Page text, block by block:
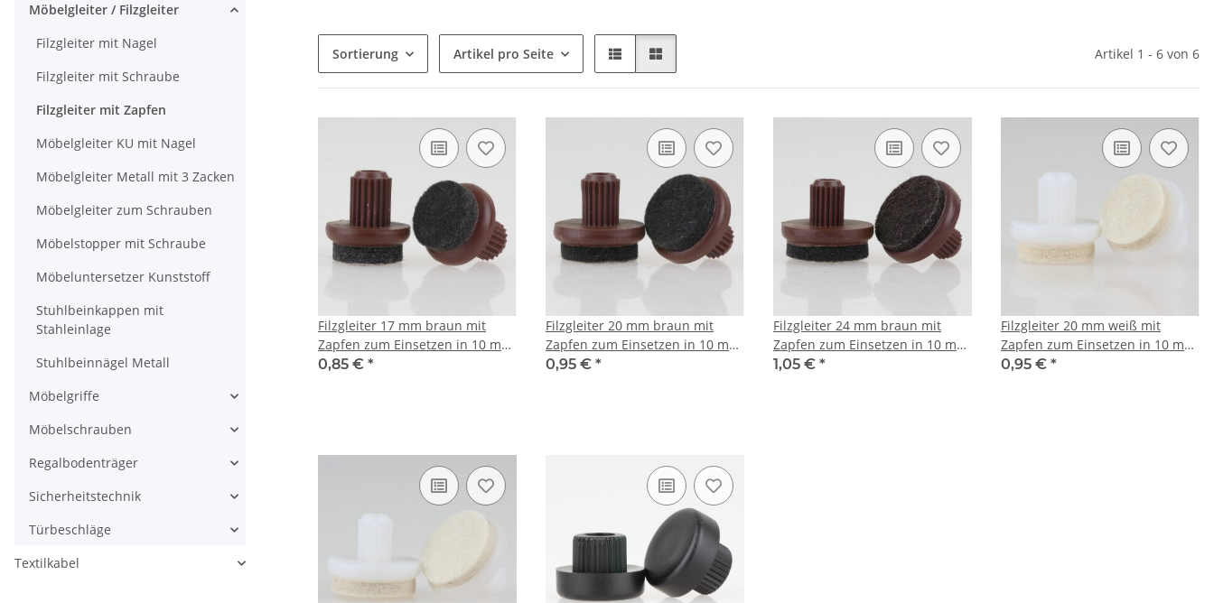
Sortierung Artikel pro Seite Artikel 1 - 6 von 6
Filzgleiter 17 mm braun mit
Zapfen zum Einsetzen in 10 mm
Bohrungen
0,85 € *
Filzgleiter 20 mm braun mit
Zapfen zum Einsetzen in 10 mm
Bohrungen
0,95 € *
Filzgleiter 24 mm braun mit
Zapfen zum Einsetzen in 10 mm
Bohrungen
1,05 € *
Filzgleiter 20 mm weiß mit
Zapfen zum Einsetzen in 10 mm
Bohrungen
0,95 € *
Möbelgleiter / Filzgleiter
Filzgleiter mit Nagel
Filzgleiter mit Schraube
Filzgleiter mit Zapfen
Möbelgleiter KU mit Nagel
Möbelgleiter Metall mit 3 Zacken
Möbelgleiter zum Schrauben
Möbelstopper mit Schraube
Möbeluntersetzer Kunststoff
Stuhlbeinkappen mit
Stahleinlage
Stuhlbeinnägel Metall
Möbelgriffe
Möbelschrauben
Regalbodenträger
Sicherheitstechnik
Türbeschläge
Textilkabel